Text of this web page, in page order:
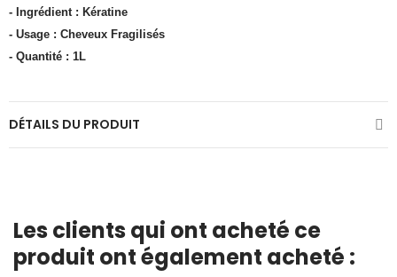
- Ingrédient : Kératine
- Usage : Cheveux Fragilisés
- Quantité : 1L
DÉTAILS DU PRODUIT
Les clients qui ont acheté ce
produit ont également acheté :